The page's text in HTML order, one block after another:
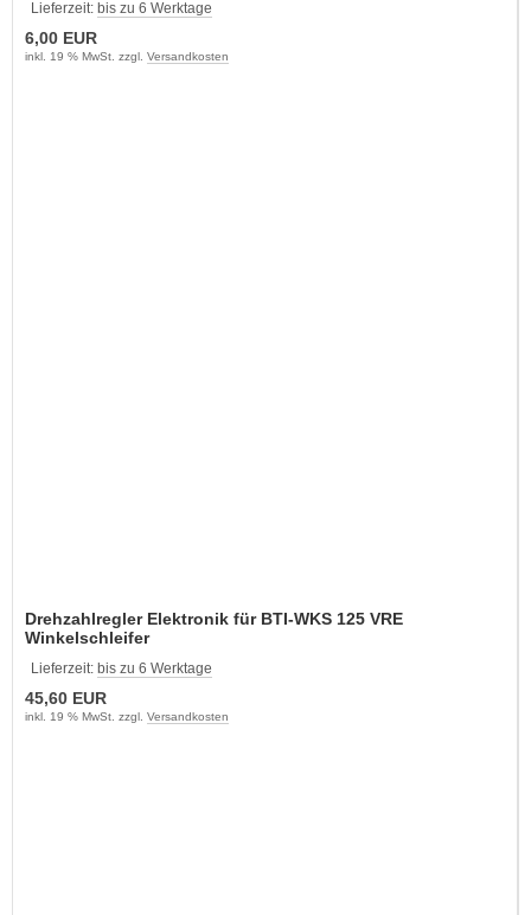
Lieferzeit: bis zu 6 Werktage
6,00 EUR
inkl. 19 % MwSt. zzgl. Versandkosten
Drehzahlregler Elektronik für BTI-WKS 125 VRE
Winkelschleifer
Lieferzeit: bis zu 6 Werktage
45,60 EUR
inkl. 19 % MwSt. zzgl. Versandkosten